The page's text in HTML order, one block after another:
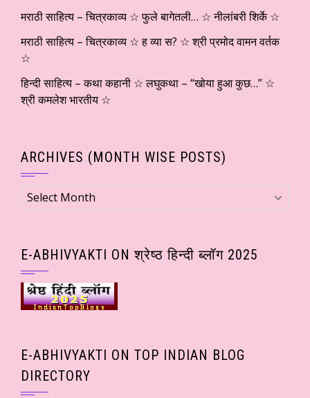
मराठी साहित्य – चित्रकाव्य ☆ फुले बागेतली… ☆ नीलांबरी शिर्के ☆
मराठी साहित्य – चित्रकाव्य ☆ ह व्या स? ☆ श्री प्रमोद वामन वर्तक
☆
हिन्दी साहित्य – कथा कहानी ☆ लघुकथा – “खोया हुआ कुछ…” ☆
श्री कमलेश भारतीय ☆
ARCHIVES (MONTH WISE POSTS)
Archives
(Month
E-ABHIVYAKTI ON श्रेष्ठ हिन्दी ब्लॉग 2025
E-ABHIVYAKTI ON TOP INDIAN BLOG
DIRECTORY